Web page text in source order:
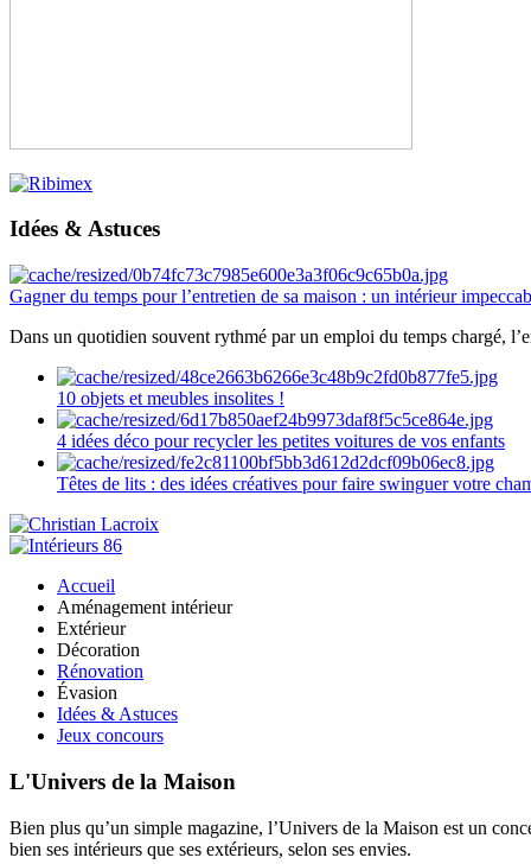
Idées & Astuces
Gagner du temps pour l’entretien de sa maison : un intérieur
Dans un quotidien souvent rythmé par un emploi du temps chargé,
10 objets et meubles insolites !
4 idées déco pour recycler les petites voitures de vos enfants
Têtes de lits : des idées créatives pour faire swinguer votre
Accueil
Aménagement intérieur
Extérieur
Décoration
Rénovation
Évasion
Idées & Astuces
Jeux concours
L'Univers de la Maison
Bien plus qu’un simple magazine, l’Univers de la Maison est un
bien ses intérieurs que ses extérieurs, selon ses envies.